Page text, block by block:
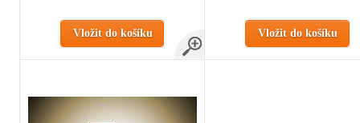
Vložit do košíku Vložit do košíku